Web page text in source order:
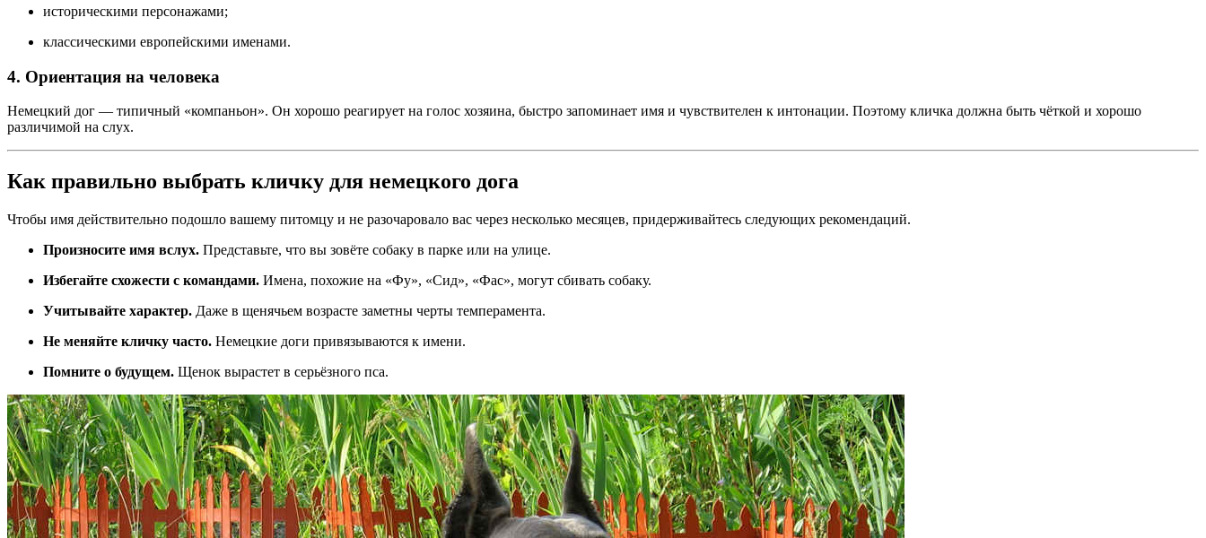
историческими персонажами;
классическими европейскими именами.
4. Ориентация на человека
Немецкий дог — типичный «компаньон». Он хорошо реагирует на голос хозяина, быстро запоминает имя и чувствителен к интонации. Поэтому кличка должна быть чёткой и хорошо
различимой на слух.
Как правильно выбрать кличку для немецкого дога
Чтобы имя действительно подошло вашему питомцу и не разочаровало вас через несколько месяцев, придерживайтесь следующих рекомендаций.
Произносите имя вслух. Представьте, что вы зовёте собаку в парке или на улице.
Избегайте схожести с командами. Имена, похожие на «Фу», «Сид», «Фас», могут сбивать собаку.
Учитывайте характер. Даже в щенячьем возрасте заметны черты темперамента.
Не меняйте кличку часто. Немецкие доги привязываются к имени.
Помните о будущем. Щенок вырастет в серьёзного пса.